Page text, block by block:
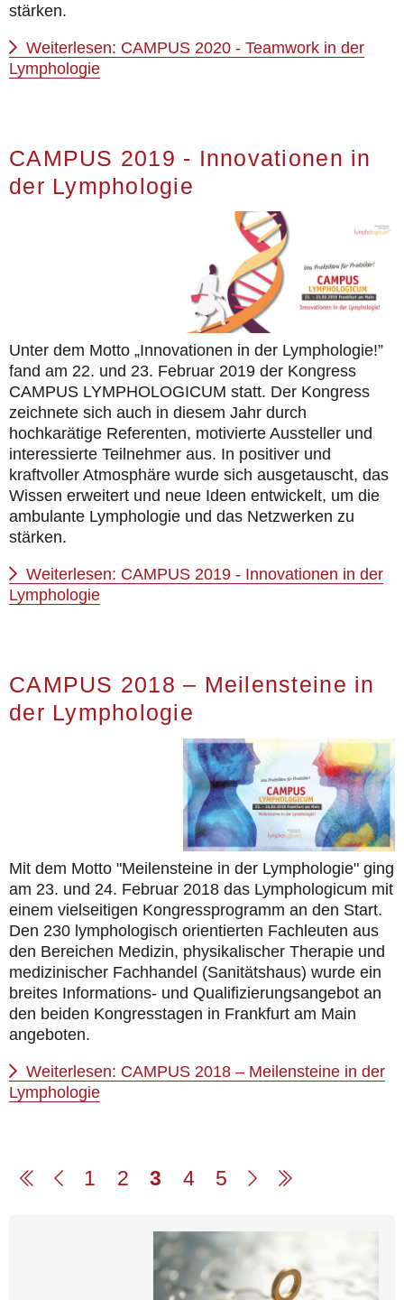
stärken.
Weiterlesen: CAMPUS 2020 - Teamwork in der
Lymphologie
CAMPUS 2019 - Innovationen in
der Lymphologie
Unter dem Motto „Innovationen in der Lymphologie!”
fand am 22. und 23. Februar 2019 der Kongress
CAMPUS LYMPHOLOGICUM statt. Der Kongress
zeichnete sich auch in diesem Jahr durch
hochkarätige Referenten, motivierte Aussteller und
interessierte Teilnehmer aus. In positiver und
kraftvoller Atmosphäre wurde sich ausgetauscht, das
Wissen erweitert und neue Ideen entwickelt, um die
ambulante Lymphologie und das Netzwerken zu
stärken.
Weiterlesen: CAMPUS 2019 - Innovationen in der
Lymphologie
CAMPUS 2018 – Meilensteine in
der Lymphologie
Mit dem Motto "Meilensteine in der Lymphologie" ging
am 23. und 24. Februar 2018 das Lymphologicum mit
einem vielseitigen Kongressprogramm an den Start.
Den 230 lymphologisch orientierten Fachleuten aus
den Bereichen Medizin, physikalischer Therapie und
medizinischer Fachhandel (Sanitätshaus) wurde ein
breites Informations- und Qualifizierungsangebot an
den beiden Kongresstagen in Frankfurt am Main
angeboten.
Weiterlesen: CAMPUS 2018 – Meilensteine in der
Lymphologie
1 2 3 4 5